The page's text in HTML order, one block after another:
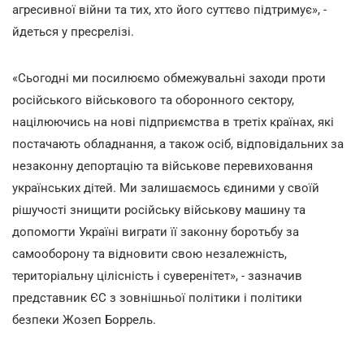
агресивної війни та тих, хто його суттєво підтримує», -
йдеться у пресрелізі.
«Сьогодні ми посилюємо обмежувальні заходи проти
російського військового та оборонного сектору,
націлюючись на нові підприємства в третіх країнах, які
постачають обладнання, а також осіб, відповідальних за
незаконну депортацію та військове перевиховання
українських дітей. Ми залишаємось єдиними у своїй
рішучості знищити російську військову машину та
допомогти Україні виграти її законну боротьбу за
самооборону та відновити свою незалежність,
територіальну цілісність і суверенітет», - зазначив
представник ЄС з зовнішньої політики і політики
безпеки Жозеп Боррель.